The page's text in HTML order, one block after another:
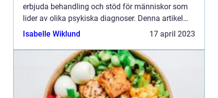
erbjuda behandling och stöd för människor som
lider av olika psykiska diagnoser. Denna artikel
ger en överblick över n&ari...
Isabelle Wiklund 17 april 2023